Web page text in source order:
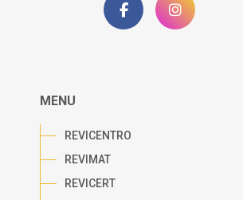
MENU
REVICENTRO
REVIMAT
REVICERT